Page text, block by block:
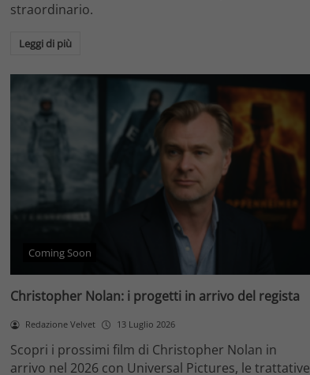
straordinario.
Leggi di più
Coming Soon
Christopher Nolan: i progetti in arrivo del regista
Redazione Velvet 13 Luglio 2026
Scopri i prossimi film di Christopher Nolan in
arrivo nel 2026 con Universal Pictures, le trattative